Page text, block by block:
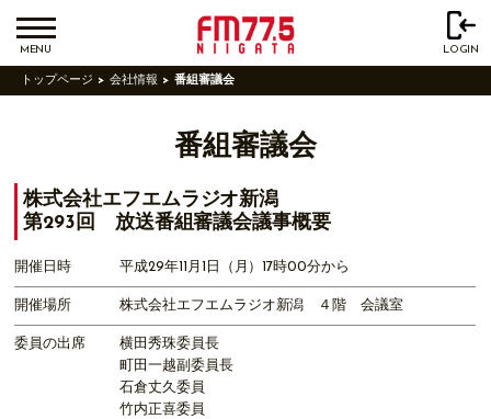
MENU LOGIN
トップページ 会社情報 番組審議会
番組審議会
株式会社エフエムラジオ新潟
第293回 放送番組審議会議事概要
開催日時 平成29年11月1日（月）17時00分から
開催場所 株式会社エフエムラジオ新潟 ４階 会議室
委員の出席
横田秀珠委員長
町田一越副委員長
石倉丈久委員
竹内正喜委員